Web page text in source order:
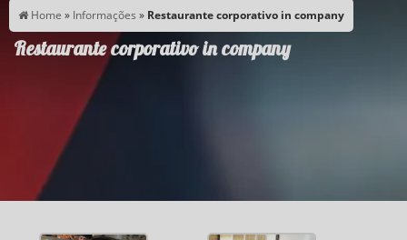
Home » Informações » Restaurante corporativo in company
Restaurante corporativo in company